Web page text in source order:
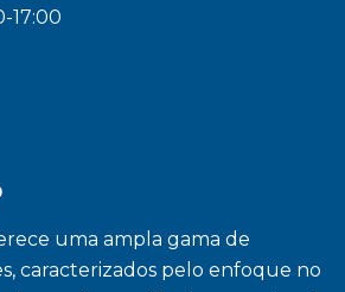
17:00
uma ampla gama de
caracterizados pelo enfoque no